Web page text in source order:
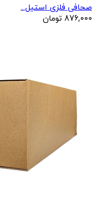
صحافی فلزی استیل...
876,000 تومان